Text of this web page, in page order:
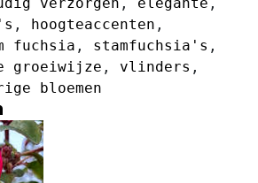
, hoogteaccenten ,
fuchsia , stamfuchsia's ,
groeiwijze , vlinders ,
bloemen